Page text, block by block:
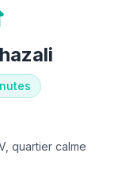
quartier calme